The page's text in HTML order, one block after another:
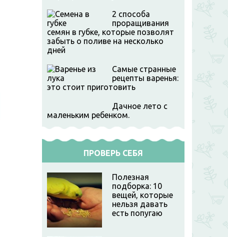
2 способа
проращивания
семян в губке, которые позволят
забыть о поливе на несколько
дней
Самые странные
рецепты варенья:
это стоит приготовить
Дачное лето с
маленьким ребенком.
ПРОВЕРЬ СЕБЯ
Полезная
подборка: 10
вещей, которые
нельзя давать
есть попугаю